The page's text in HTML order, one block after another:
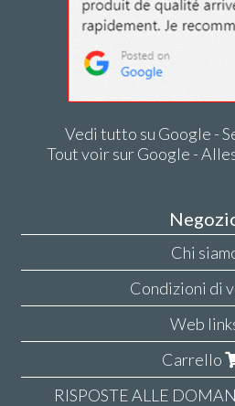
Vedi tutto su Google -
Tout voir sur Google -
Chi
Condizioni di
Web
Carrello
RISPOSTE ALLE